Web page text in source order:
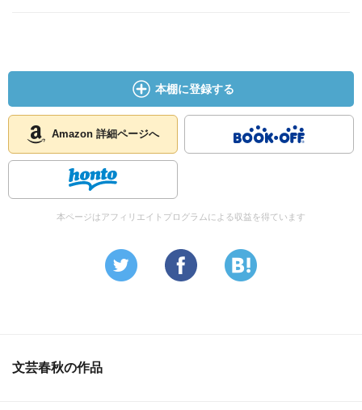
本棚に登録する
Amazon 詳細ページへ
本ページはアフィリエイトプログラムによる収益を得ています
文芸春秋の作品